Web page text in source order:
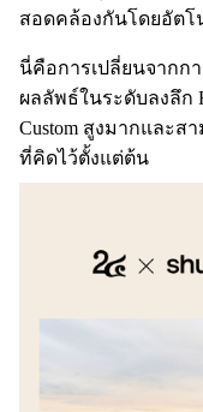
สอดคล้องกันโดยอัตโ
นี่คือการเปลี่ยนจากก
ผลลัพธ์ในระดับลงลึก
Custom สูงมากและส
ที่คิดไว้ตั้งแต่ต้น